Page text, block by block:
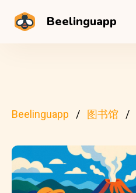
Beelinguapp
Beelinguapp 图书馆